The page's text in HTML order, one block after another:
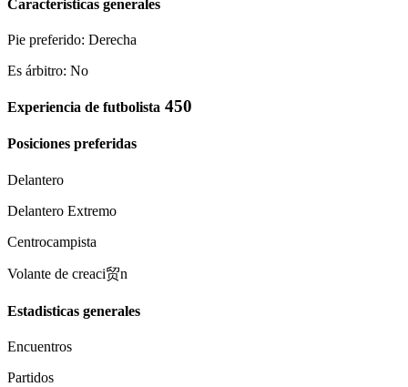
Caracteristicas generales
Pie preferido: Derecha
Es árbitro: No
Experiencia de futbolista 450
Posiciones preferidas
Delantero
Delantero Extremo
Centrocampista
Volante de creaci贸n
Estadisticas generales
Encuentros
Partidos